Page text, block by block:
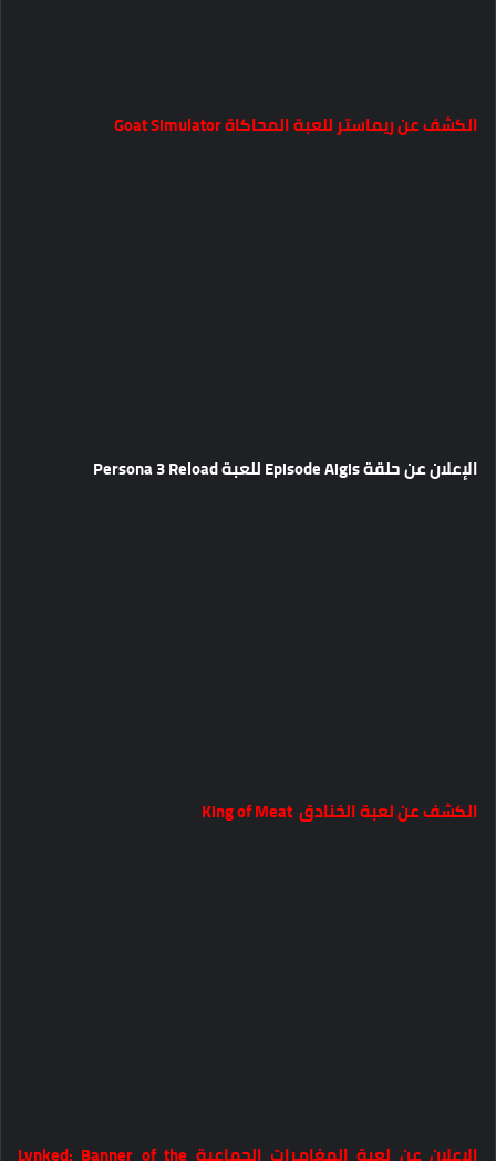
الكشف عن ريماستر للعبة المحاكاة Goat Simulator
الإعلان عن حلقة Episode Aigis للعبة Persona 3 Reload
الكشف عن لعبة الخنادق King of Meat